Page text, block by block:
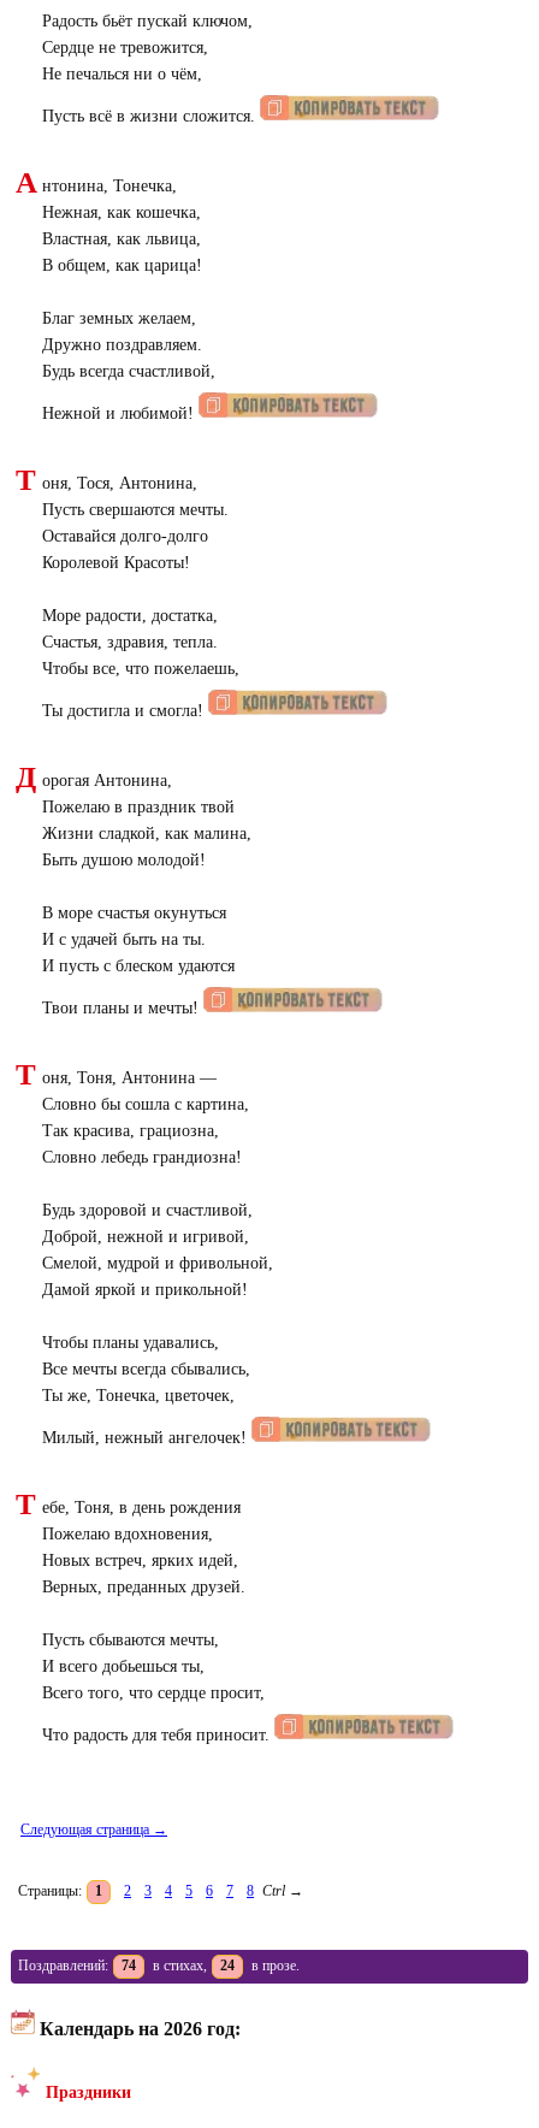
Радость бьёт пускай ключом,
Сердце не тревожится,
Не печалься ни о чём,
Пусть всё в жизни сложится.
А нтонина, Тонечка,
Нежная, как кошечка,
Властная, как львица,
В общем, как царица!
Благ земных желаем,
Дружно поздравляем.
Будь всегда счастливой,
Нежной и любимой!
Т оня, Тося, Антонина,
Пусть свершаются мечты.
Оставайся долго-долго
Королевой Красоты!
Море радости, достатка,
Счастья, здравия, тепла.
Чтобы все, что пожелаешь,
Ты достигла и смогла!
Д орогая Антонина,
Пожелаю в праздник твой
Жизни сладкой, как малина,
Быть душою молодой!
В море счастья окунуться
И с удачей быть на ты.
И пусть с блеском удаются
Твои планы и мечты!
Т оня, Тоня, Антонина —
Словно бы сошла с картина,
Так красива, грациозна,
Словно лебедь грандиозна!
Будь здоровой и счастливой,
Доброй, нежной и игривой,
Смелой, мудрой и фривольной,
Дамой яркой и прикольной!
Чтобы планы удавались,
Все мечты всегда сбывались,
Ты же, Тонечка, цветочек,
Милый, нежный ангелочек!
Т ебе, Тоня, в день рождения
Пожелаю вдохновения,
Новых встреч, ярких идей,
Верных, преданных друзей.
Пусть сбываются мечты,
И всего добьешься ты,
Всего того, что сердце просит,
Что радость для тебя приносит.
Следующая страница →
Страницы: 1 2 3 4 5 6 7 8 Ctrl →
Поздравлений: 74 в стихах, 24 в прозе.
Календарь на 2026 год:
Праздники